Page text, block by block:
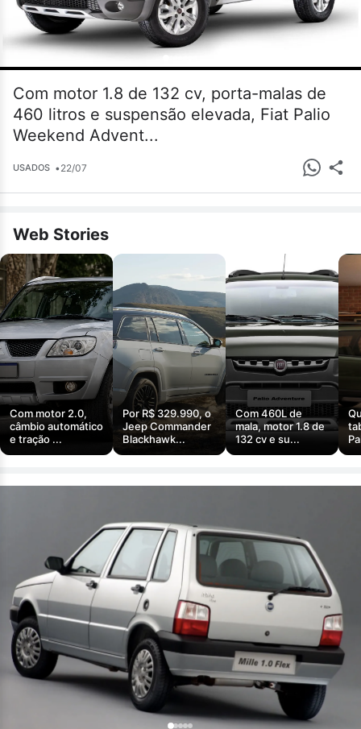
Com motor 1.8 de 132 cv, porta-malas de
460 litros e suspensão elevada, Fiat Palio
Weekend Advent...
USADOS •22/07
Web Stories
Com motor 2.0,
câmbio automático
e tração ...
Por R$ 329.990, o
Jeep Commander
Blackhawk...
Com 460L de
mala, motor 1.8 de
132 cv e su...